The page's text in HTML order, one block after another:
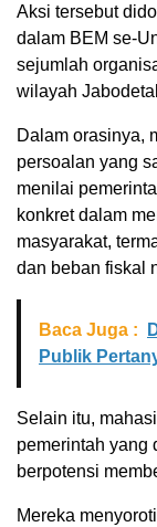
Aksi tersebut
dalam BEM se-
sejumlah
wilayah
Dalam orasinya,
persoalan yang
menilai
konkret dalam
masyarakat,
dan beban fiskal
Baca Juga :
Publik
Selain itu,
pemerintah yang
berpotensi
Mereka